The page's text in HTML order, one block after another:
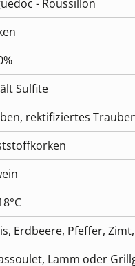
Sulfite
- Roussillon
Erdbeere, Pfeffer,
Lamm oder
rektifiziertes